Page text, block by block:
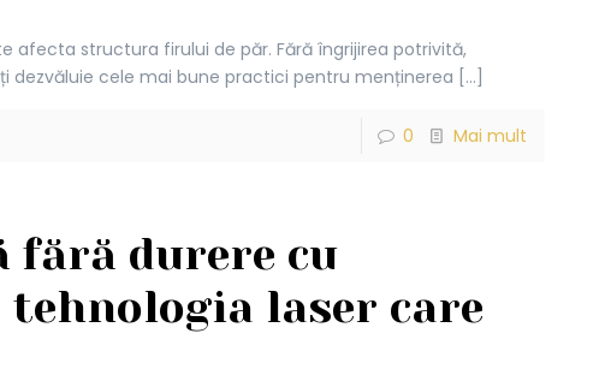
structura firului de păr. Fără îngrijirea potrivită,
dezvăluie cele mai bune practici pentru menținerea […]
0 Mai mult
fără durere cu
tehnologia laser care